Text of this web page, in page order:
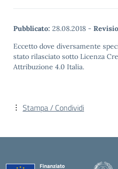
Pubblicato: 28.08.2018 -
Eccetto dove diversamente
stato rilasciato sotto Licenza
Attribuzione 4.0 Italia.
Stampa / Condividi